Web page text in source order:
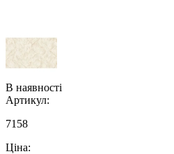
В наявності
Артикул:
7158
Ціна: